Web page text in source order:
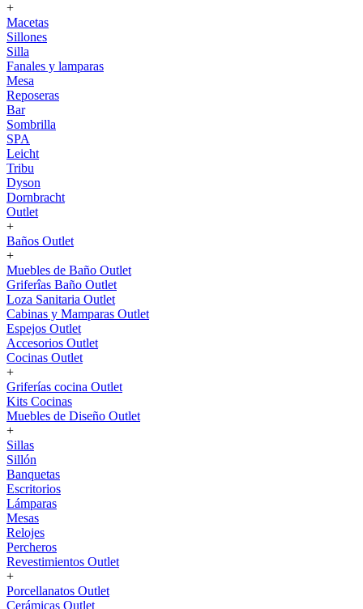
+
Macetas
Sillones
Silla
Fanales y lamparas
Mesa
Reposeras
Bar
Sombrilla
SPA
Leicht
Tribu
Dyson
Dornbracht
Outlet
+
Baños Outlet
+
Muebles de Baño Outlet
Griferîas Baño Outlet
Loza Sanitaria Outlet
Cabinas y Mamparas Outlet
Espejos Outlet
Accesorios Outlet
Cocinas Outlet
+
Griferías cocina Outlet
Kits Cocinas
Muebles de Diseño Outlet
+
Sillas
Sillón
Banquetas
Escritorios
Lámparas
Mesas
Relojes
Percheros
Revestimientos Outlet
+
Porcellanatos Outlet
Cerámicas Outlet